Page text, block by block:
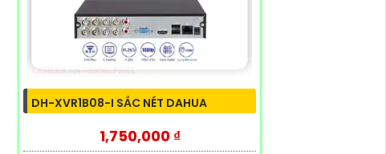
DH-XVR1B08-I SẮC NÉT DAHUA
1,750,000 ₫